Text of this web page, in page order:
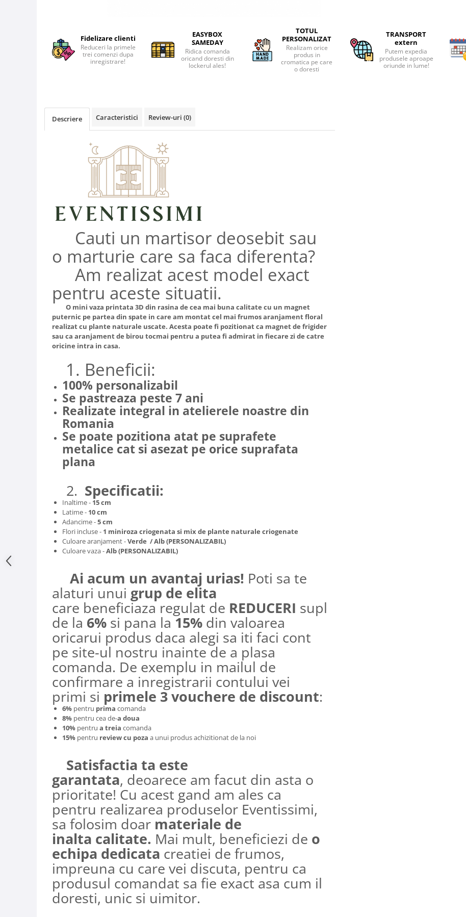
Fidelizare clienti
Reduceri la primele
trei comenzi dupa
inregistrare!
EASYBOX
SAMEDAY
Ridica comanda
oricand doresti din
lockerul ales!
TOTUL
PERSONALIZAT
Realizam orice
produs in
cromatica pe care
o doresti
TRANSPORT
extern
Putem expedia
produsele aproape
oriunde in lume!
Descriere Caracteristici Review-uri (0)
Cauti un martisor deosebit sau
o marturie care sa faca diferenta?
Am realizat acest model exact
pentru aceste situatii.
O mini vaza printata 3D din rasina de cea mai buna calitate cu un magnet
puternic pe partea din spate in care am montat cel mai frumos aranjament floral
realizat cu plante naturale uscate. Acesta poate fi pozitionat ca magnet de frigider
sau ca aranjament de birou tocmai pentru a putea fi admirat in fiecare zi de catre
oricine intra in casa.
1. Beneficii:
100% personalizabil
Se pastreaza peste 7 ani
Realizate integral in atelierele noastre din
Romania
Se poate pozitiona atat pe suprafete
metalice cat si asezat pe orice suprafata
plana
2. Specificatii:
Inaltime - 15 cm
Latime - 10 cm
Adancime -5 cm
Flori incluse- 1 miniroza criogenata si mix de plante naturale criogenate
Culoare aranjament -Verde / Alb (PERSONALIZABIL)
Culoare vaza -Alb (PERSONALIZABIL)
Ai acum un avantaj urias! Poti sa te
alaturi unui grup de elita
care beneficiaza regulat de REDUCERI suplimentare incepand
de la 6% si pana la15% din valoarea
oricarui produs daca alegi sa iti faci cont
pe site-ul nostru inainte de a plasa
comanda. De exemplu in mailul de
confirmare a inregistrarii contului vei
primi si primele 3 vouchere de discount:
6% pentru prima comanda
8% pentru cea de-a doua
10% pentru a treia comanda
15% pentru review cu poza a unui produs achizitionat de la noi
Satisfactia ta este
garantata, deoarece am facut din asta o
prioritate! Cu acest gand am ales ca
pentru realizarea produselor Eventissimi,
sa folosim doar materiale de
inalta calitate. Mai mult, beneficiezi de o
echipa dedicata creatiei de frumos,
impreuna cu care vei discuta, pentru ca
produsul comandat sa fie exact asa cum il
doresti, unic si uimitor.​​​​​​